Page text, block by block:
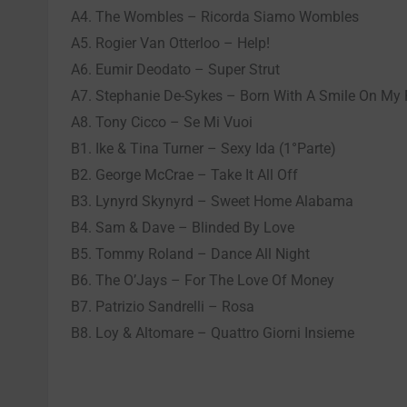
A4. The Wombles – Ricorda Siamo Wombles
A5. Rogier Van Otterloo – Help!
A6. Eumir Deodato – Super Strut
A7. Stephanie De-Sykes – Born With A Smile On My
A8. Tony Cicco – Se Mi Vuoi
B1. Ike & Tina Turner – Sexy Ida (1°Parte)
B2. George McCrae – Take It All Off
B3. Lynyrd Skynyrd – Sweet Home Alabama
B4. Sam & Dave – Blinded By Love
B5. Tommy Roland – Dance All Night
B6. The O’Jays – For The Love Of Money
B7. Patrizio Sandrelli – Rosa
B8. Loy & Altomare – Quattro Giorni Insieme